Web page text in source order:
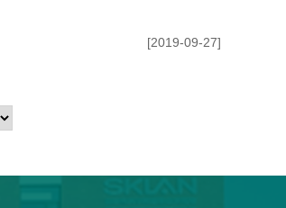
[2019-09-27]